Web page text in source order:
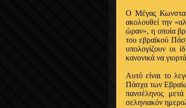
Ο Μέγας
ακολουθεί την
ώραν», η οποία
του εβραϊκού
υπολογίζουν οι
κανονικά να
Αυτό είναι το
Πάσχα των
πανσέληνος
σεληνιακόν